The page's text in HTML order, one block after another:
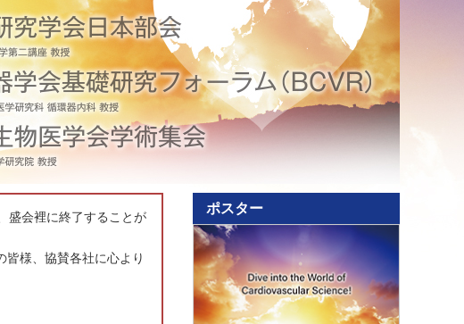
盛会裡に終了することが
皆様、協賛各社に心より
ポスター